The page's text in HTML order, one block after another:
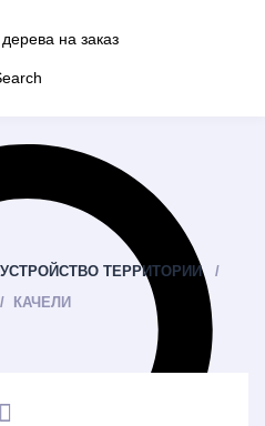
на заказ
ТЕРРИТОРИИ
КАЧЕЛИ